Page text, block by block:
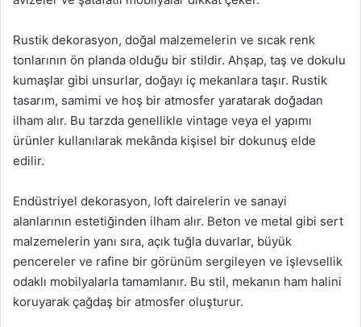
Rustik dekorasyon, doğal malzemelerin ve sıcak renk
tonlarının ön planda olduğu bir stildir. Ahşap, taş ve dokulu
kumaşlar gibi unsurlar, doğayı iç mekanlara taşır. Rustik
tasarım, samimi ve hoş bir atmosfer yaratarak doğadan
ilham alır. Bu tarzda genellikle vintage veya el yapımı
ürünler kullanılarak mekânda kişisel bir dokunuş elde
edilir.
Endüstriyel dekorasyon, loft dairelerin ve sanayi
alanlarının estetiğinden ilham alır. Beton ve metal gibi sert
malzemelerin yanı sıra, açık tuğla duvarlar, büyük
pencereler ve rafine bir görünüm sergileyen ve işlevsellik
odaklı mobilyalarla tamamlanır. Bu stil, mekanın ham halini
koruyarak çağdaş bir atmosfer oluşturur.